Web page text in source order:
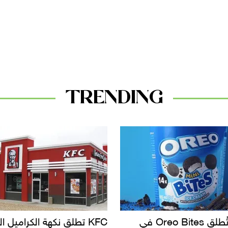
TRENDING
KFC تطلق نكهة الكراميل المملح
دعوات للتحقيق في أسباب